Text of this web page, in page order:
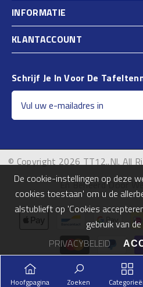
INFORMATIE
KLANTACCOUNT
Schrijf Je In Voor De
© Copyright 2026 TT12..nl. All
En Beheerd Door
Hoofgpagina Zoeken
De cookie-instellingen op deze
cookies toestaan' om u de
alstublieft op 'Cookies
gebruik van
PRIVACYBELEID